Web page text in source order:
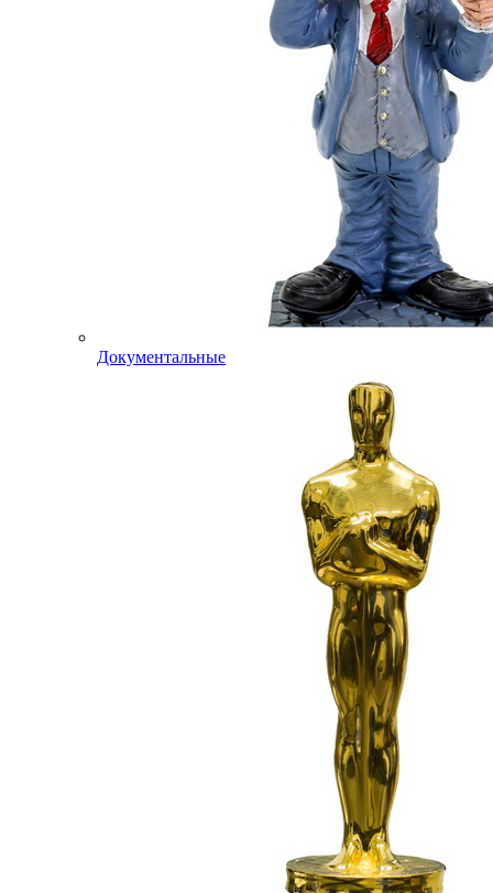
Документальные